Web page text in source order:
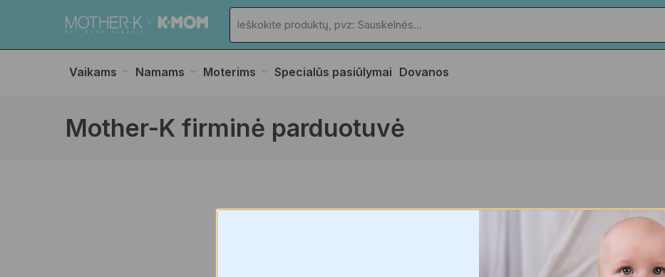
Vaikams Namams Moterims Specialūs pasiūlymai Dovanos
Mother-K firminė parduotuvė